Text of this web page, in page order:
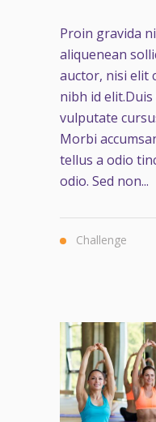
Proin gravida
aliquenean
auctor, nisi elit
nibh id
vulputate
Morbi
tellus a odio
odio. Sed non...
Challenge